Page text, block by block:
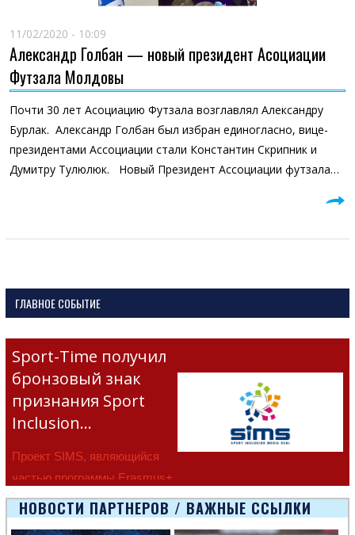
11/02/2020 - 10:09
Александр Голбан — новый президент Асоциации
Футзала Молдовы
Почти 30 лет Асоциацию Футзала возглавлял Александру
Бурлак. Александр Голбан был избран единогласно, вице-
президентами Ассоциации стали Константин Скрипник и
Думитру Тулюлюк. Новый Президент Ассоциации футзала…
ГЛАВНОЕ СОБЫТИЕ
Sport-Time получил
бронзовый знак
признания Sport
Inclusion…
Проект SIMS, являющийся
частью программы Erasmus+
Европейско
НОВОСТИ ПАРТНЕРОВ / ВАЖНЫЕ ССЫЛКИ